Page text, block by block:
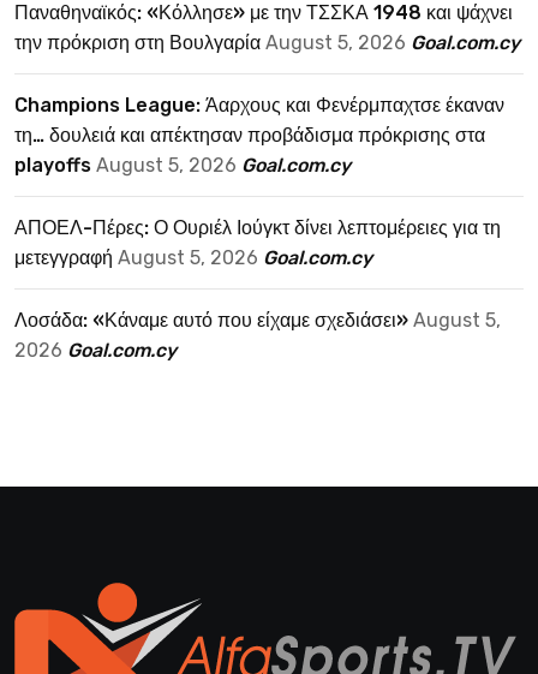
Παναθηναϊκός: «Κόλλησε» με την ΤΣΣΚΑ 1948 και ψάχνει
την πρόκριση στη Βουλγαρία August 5, 2026 Goal.com.cy
Champions League: Άαρχους και Φενέρμπαχτσε έκαναν
τη… δουλειά και απέκτησαν προβάδισμα πρόκρισης στα
playoffs August 5, 2026 Goal.com.cy
ΑΠΟΕΛ-Πέρες: Ο Ουριέλ Ιούγκτ δίνει λεπτομέρειες για τη
μετεγγραφή August 5, 2026 Goal.com.cy
Λοσάδα: «Κάναμε αυτό που είχαμε σχεδιάσει» August 5,
2026 Goal.com.cy